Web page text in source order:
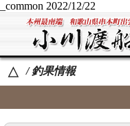
_common 2022/12/22
△ / 釣果情報